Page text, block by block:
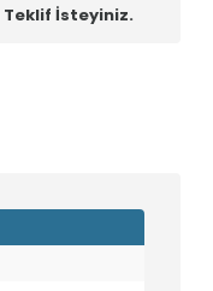
Teklif İsteyiniz.